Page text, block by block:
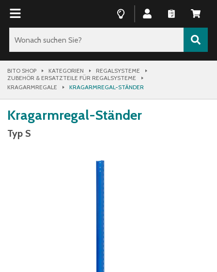
BITO SHOP KATEGORIEN
REGALSYSTEME
ZUBEHÖR & ERSATZTEILE FÜR REGALSYSTEME
KRAGARMREGALE
KRAGARMREGAL-STÄNDER
Kragarmregal-Ständer
Typ S